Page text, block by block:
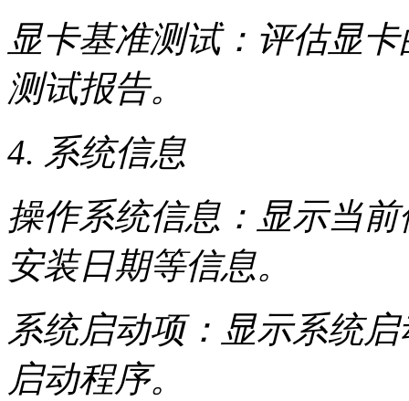
显卡基准测试：评估显
测试报告。
4. 系统信息
操作系统信息：显示当
安装日期等信息。
系统启动项：显示系统
启动程序。